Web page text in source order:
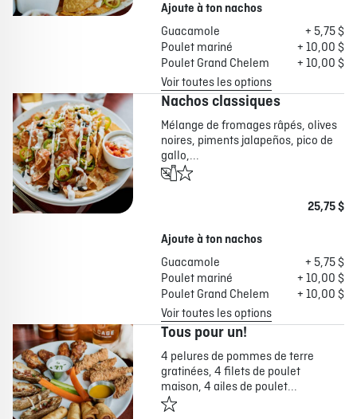
Ajoute à ton nachos
Guacamole
+ 5,75 $
Poulet mariné
+ 10,00 $
Poulet Grand Chelem
+ 10,00 $
Voir toutes les options
Nachos classiques
Mélange de fromages râpés, olives
noires, piments jalapeños, pico de
gallo,...
25,75 $
Ajoute à ton nachos
Guacamole
+ 5,75 $
Poulet mariné
+ 10,00 $
Poulet Grand Chelem
+ 10,00 $
Voir toutes les options
Tous pour un!
4 pelures de pommes de terre
gratinées, 4 filets de poulet
maison, 4 ailes de poulet...